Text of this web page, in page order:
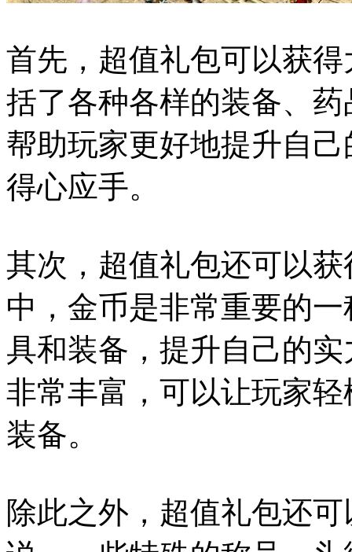
首先，超值礼包可以获
括了各种各样的装备、
帮助玩家更好地提升自
得心应手。
其次，超值礼包还可以
中，金币是非常重要的
具和装备，提升自己的
非常丰富，可以让玩家
装备。
除此之外，超值礼包还